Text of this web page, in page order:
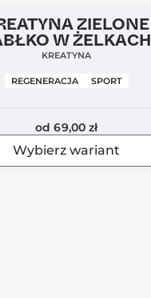
4,5
ZIELONE
W ŻELKACH
KREATYNA
REGENERACJA SPORT
od 69,00zł
Wybierz wariant